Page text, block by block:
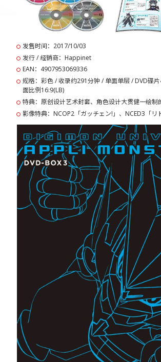
发售时间：2017/10/03
发行 / 经销商：Happinet
EAN：4907953069336
规格：彩色 / 收录约291分钟 / 单面单层 / DVD碟
面比例16:9(LB)
特典：原创设计艺术封套、角色设计大贯健一绘制
影像特典：NCOP2「ガッチェン!」、NCED3「リ